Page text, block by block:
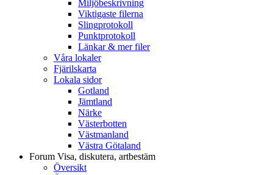
Miljöbeskrivning
Viktigaste filerna
Slingprotokoll
Punktprotokoll
Länkar & mer filer
Våra lokaler
Fjärilskarta
Lokala sidor
Gotland
Jämtland
Närke
Västerbotten
Västmanland
Västra Götaland
Forum Visa, diskutera, artbestäm
Översikt